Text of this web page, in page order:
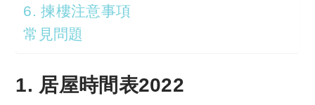
6. 揀樓注意事項
常見問題
1. 居屋時間表2022